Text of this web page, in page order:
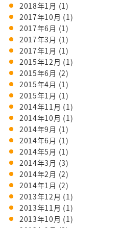
2018年1月 (1)
2017年10月 (1)
2017年6月 (1)
2017年3月 (1)
2017年1月 (1)
2015年12月 (1)
2015年6月 (2)
2015年4月 (1)
2015年1月 (1)
2014年11月 (1)
2014年10月 (1)
2014年9月 (1)
2014年6月 (1)
2014年5月 (1)
2014年3月 (3)
2014年2月 (2)
2014年1月 (2)
2013年12月 (1)
2013年11月 (1)
2013年10月 (1)